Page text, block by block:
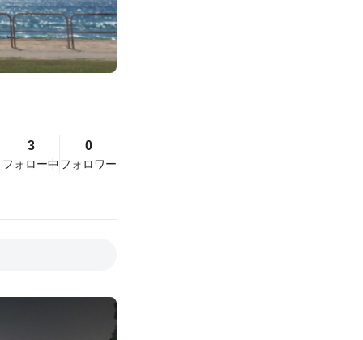
3
フォロー中
0
フォロワー